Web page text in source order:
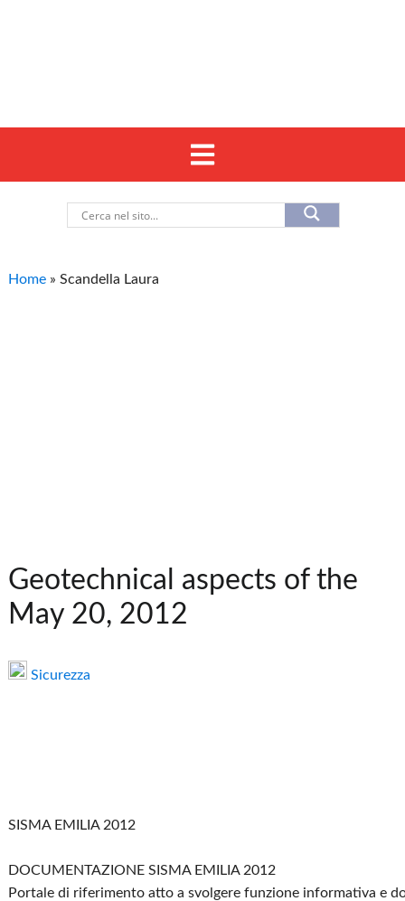
Home »Scandella Laura
Geotechnical aspects of the
May 20, 2012
Sicurezza
SISMA EMILIA 2012
DOCUMENTAZIONE SISMA EMILIA 2012
Portale di riferimento atto a svolgere funzione informativa e